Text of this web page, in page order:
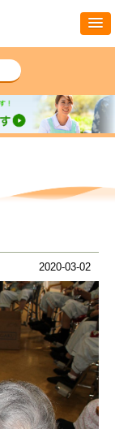
2020-03-02